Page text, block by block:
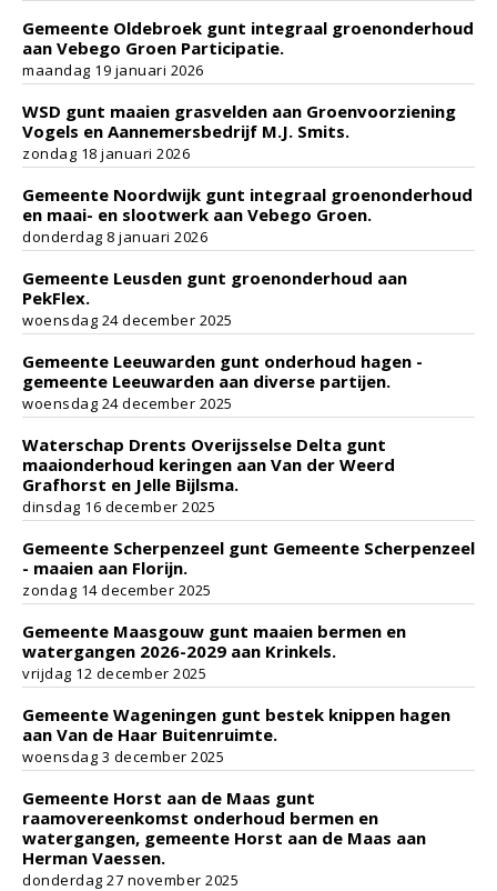
Gemeente Oldebroek gunt integraal groenonderhoud
aan Vebego Groen Participatie.
maandag 19 januari 2026
WSD gunt maaien grasvelden aan Groenvoorziening
Vogels en Aannemersbedrijf M.J. Smits.
zondag 18 januari 2026
Gemeente Noordwijk gunt integraal groenonderhoud
en maai- en slootwerk aan Vebego Groen.
donderdag 8 januari 2026
Gemeente Leusden gunt groenonderhoud aan
PekFlex.
woensdag 24 december 2025
Gemeente Leeuwarden gunt onderhoud hagen -
gemeente Leeuwarden aan diverse partijen.
woensdag 24 december 2025
Waterschap Drents Overijsselse Delta gunt
maaionderhoud keringen aan Van der Weerd
Grafhorst en Jelle Bijlsma.
dinsdag 16 december 2025
Gemeente Scherpenzeel gunt Gemeente Scherpenzeel
- maaien aan Florijn.
zondag 14 december 2025
Gemeente Maasgouw gunt maaien bermen en
watergangen 2026-2029 aan Krinkels.
vrijdag 12 december 2025
Gemeente Wageningen gunt bestek knippen hagen
aan Van de Haar Buitenruimte.
woensdag 3 december 2025
Gemeente Horst aan de Maas gunt
raamovereenkomst onderhoud bermen en
watergangen, gemeente Horst aan de Maas aan
Herman Vaessen.
donderdag 27 november 2025